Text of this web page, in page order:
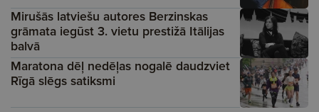
Mirušās latviešu autores Berzinskas
grāmata iegūst 3. vietu prestižā Itālijas
balvā
Maratona dēļ nedēļas nogalē daudzviet
Rīgā slēgs satiksmi